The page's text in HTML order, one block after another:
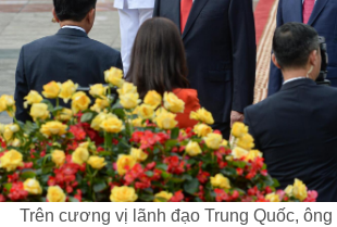
Trên cương vị lãnh đạo Trung Quốc,